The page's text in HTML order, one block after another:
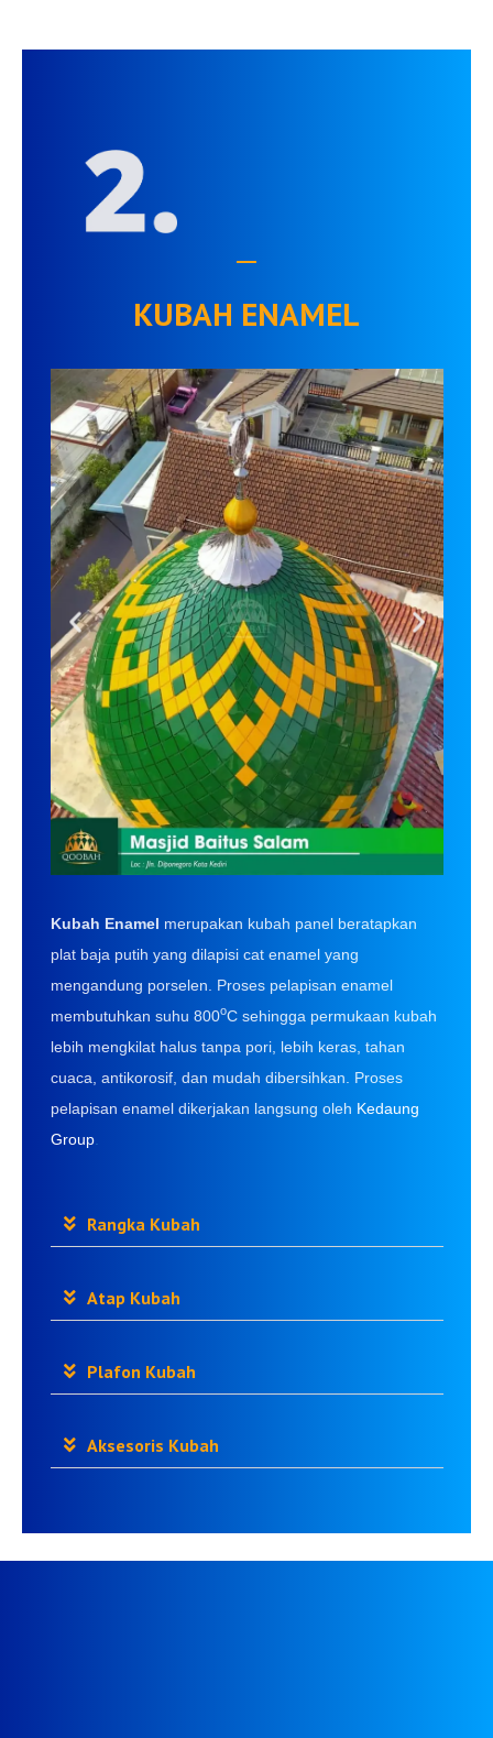
KUBAH ENAMEL
Kubah Enamel merupakan kubah panel beratapkan
plat baja putih yang dilapisi cat enamel yang
mengandung porselen. Proses pelapisan enamel
membutuhkan suhu 800oC sehingga permukaan kubah
lebih mengkilat halus tanpa pori, lebih keras, tahan
cuaca, antikorosif, dan mudah dibersihkan. Proses
pelapisan enamel dikerjakan langsung oleh Kedaung
Group.
Rangka Kubah
Atap Kubah
Plafon Kubah
Aksesoris Kubah